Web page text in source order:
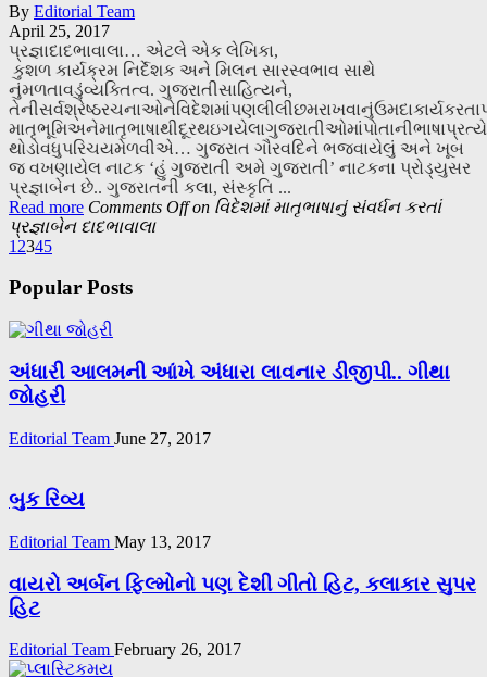
By Editorial Team
April 25, 2017
પ્રજ્ઞાદાદભાવાલા… એટલે એક લેખિકા,
કુશળ કાર્યક્રમ નિર્દેશક અને મિલન સારસ્વભાવ સાથે
નુંમળતાવડુંવ્યક્તિત્વ. ગુજરાતીસાહિત્યને,
થોડોવધુપરિચયમેળવીએ… ગુજરાત ગૌરવદિને ભજવાયેલું અને ખૂબ
જ વખણાયેલ નાટક ‘હું ગુજરાતી અમે ગુજરાતી’ નાટકના પ્રોડ્યુસર
પ્રજ્ઞાબેન છે.. ગુજરાતની કલા, સંસ્કૃતિ ...
Read more Comments Offon વિદેશમાં માતૃભાષાનું સંવર્ધન કરતાં
પ્રજ્ઞાબેન દાદભાવાલા
1 2345
Popular Posts
અંધારી આલમની આંખે અંધારા લાવનાર ડીજીપી.. ગીથા
જોહરી
Editorial Team June 27, 2017
બુક રિવ્ય
Editorial Team May 13, 2017
વાયરો અર્બન ફિલ્મોનો પણ દેશી ગીતો હિટ, કલાકાર સુપર
હિટ
Editorial Team February 26, 2017